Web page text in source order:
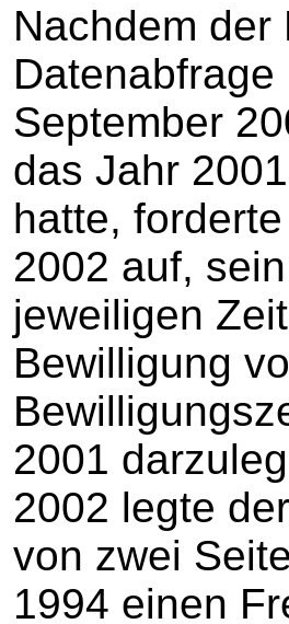
Nachdem
September
das Jahr
hatte,
2002 auf,
jeweiligen
Bewilligung
2001
2002 legte
von zwei
1994 einen